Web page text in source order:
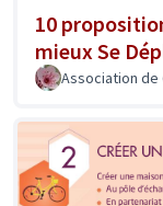
10
mieux Se
Association de